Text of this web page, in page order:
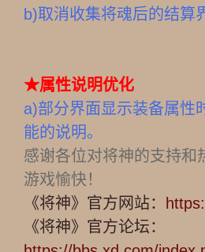
b)取消收集将魂后的结算
★属性说明优化
a)部分界面显示装备属性
能的说明。
感谢各位对将神的支持和
游戏愉快！
《将神》官方网站：
《将神》官方论坛：